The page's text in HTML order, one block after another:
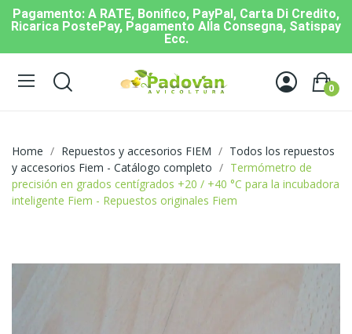
Pagamento: A RATE, Bonifico, PayPal, Carta Di Credito,
Ricarica PostePay, Pagamento Alla Consegna, Satispay
Ecc.
0
Home Repuestos y accesorios FIEM
Todos los repuestos
y accesorios Fiem - Catálogo completo
Termómetro de
precisión en grados centígrados +20 / +40 °C para la incubadora
inteligente Fiem - Repuestos originales Fiem